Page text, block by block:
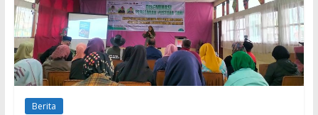
Baca
Mencerdaskan
Bangsa
Berita